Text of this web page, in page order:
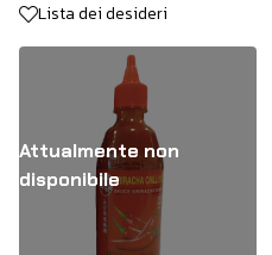
Lista dei desideri
Attualmente non
disponibile